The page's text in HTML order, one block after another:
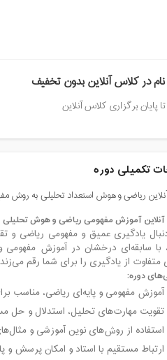
در کلاس آنلاین بدون تخفیف
پایان برگزاری کلاس آنلاین
تکمیلی دوره
ریاضی و هوش استعداد تحلیلی به
آنلاین آموزش مفهومی ریاضی و هوش تحلیلی
یادگیری عمیق و مفهومی ریاضی
با سابقه‌ای درخشان در آموزش مفهومی
متفاوت از یادگیری را برای شما رقم
دوره:
آموزش مفهومی و پایه‌ای ریاضی، مناسب
تقویت مهارت‌های تحلیل، استدلال و حل
استفاده از روش‌های نوین آموزشی و
ارتباط مستقیم با استاد و امکان پرسش